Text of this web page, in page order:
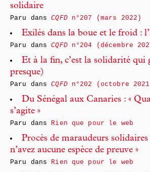
solidaire
Paru dansCQFDn°207 (mars 2022)
Exilés dans la boue et le froid :
Paru dansCQFDn°204 (décembre
Et à la fin, c’est la solidarité qui
presque)
Paru dansCQFDn°202 (octobre
Du Sénégal aux Canaries : «
s’agite »
Paru dans Rien que pour le web
Procès de maraudeurs solidaires
n’avez aucune espèce de preuve »
Paru dans Rien que pour le web